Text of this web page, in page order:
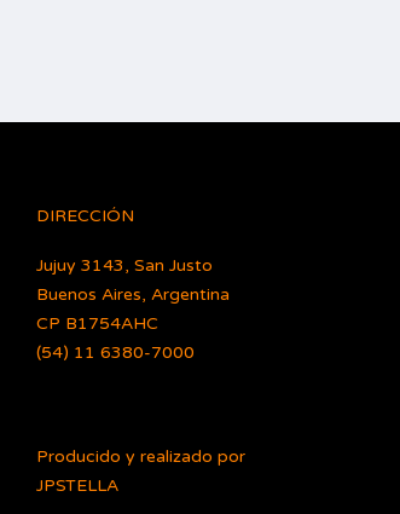
DIRECCIÓN
Jujuy 3143, San Justo
Buenos Aires, Argentina
CP B1754AHC
(54) 11 6380-7000
Producido y realizado por
JPSTELLA